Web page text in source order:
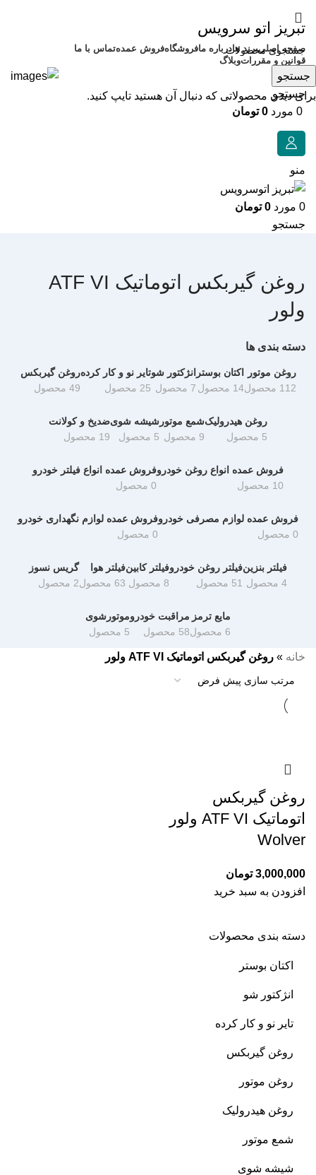
تبریز اتو سرویس
صفحه اصلیبرند هادرباره مافروشگاهفروش عمدهتماس با ما
قوانین و مقرراتوبلاگ
جستجو
0 مورد 0 تومان
منو
0 مورد 0 تومان
جستجو
روغن گیربکس اتوماتیک ATF VI
ولور
دسته بندی ها
روغن موتور
112 محصول
اکتان بوستر
14 محصول
انژکتور شو
7 محصول
تایر نو و کار کرده
25 محصول
روغن گیربکس
49 محصول
روغن هیدرولیک
5 محصول
شمع موتور
9 محصول
شیشه شوی
5 محصول
ضدیخ و کولانت
19 محصول
فروش عمده انواع روغن خودرو
10 محصول
فروش عمده انواع فیلتر خودرو
0 محصول
فروش عمده لوازم مصرفی خودرو
0 محصول
فروش عمده لوازم نگهداری خودرو
0 محصول
فیلتر بنزین
4 محصول
فیلتر روغن خودرو
51 محصول
فیلتر کابین
8 محصول
فیلتر هوا
63 محصول
گریس نسوز
2 محصول
مایع ترمز
6 محصول
مراقبت خودرو
58 محصول
موتورشوی
5 محصول
دسته بندی محصولات
اکتان بوستر
انژکتور شو
تایر نو و کار کرده
روغن گیربکس
روغن موتور
روغن هیدرولیک
شمع موتور
شیشه شوی
خانه » روغن گیربکس اتوماتیک ATF VI ولور
روغن گیربکس
اتوماتیک ATF VI ولور
Wolver
3,000,000 تومان
افزودن به سبد خرید
جستجو
برای دیدن محصولاتی که دنبال آن هستید تایپ کنید.